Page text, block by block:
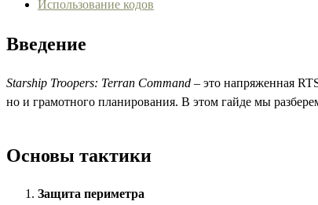
Использование кодов
Введение
Starship Troopers: Terran Command – это напряженная
но и грамотного планирования. В этом гайде мы
Основы тактики
Защита периметра